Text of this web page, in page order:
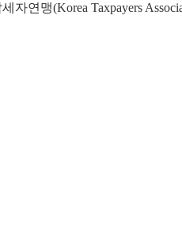
자연맹(Korea Taxpayers